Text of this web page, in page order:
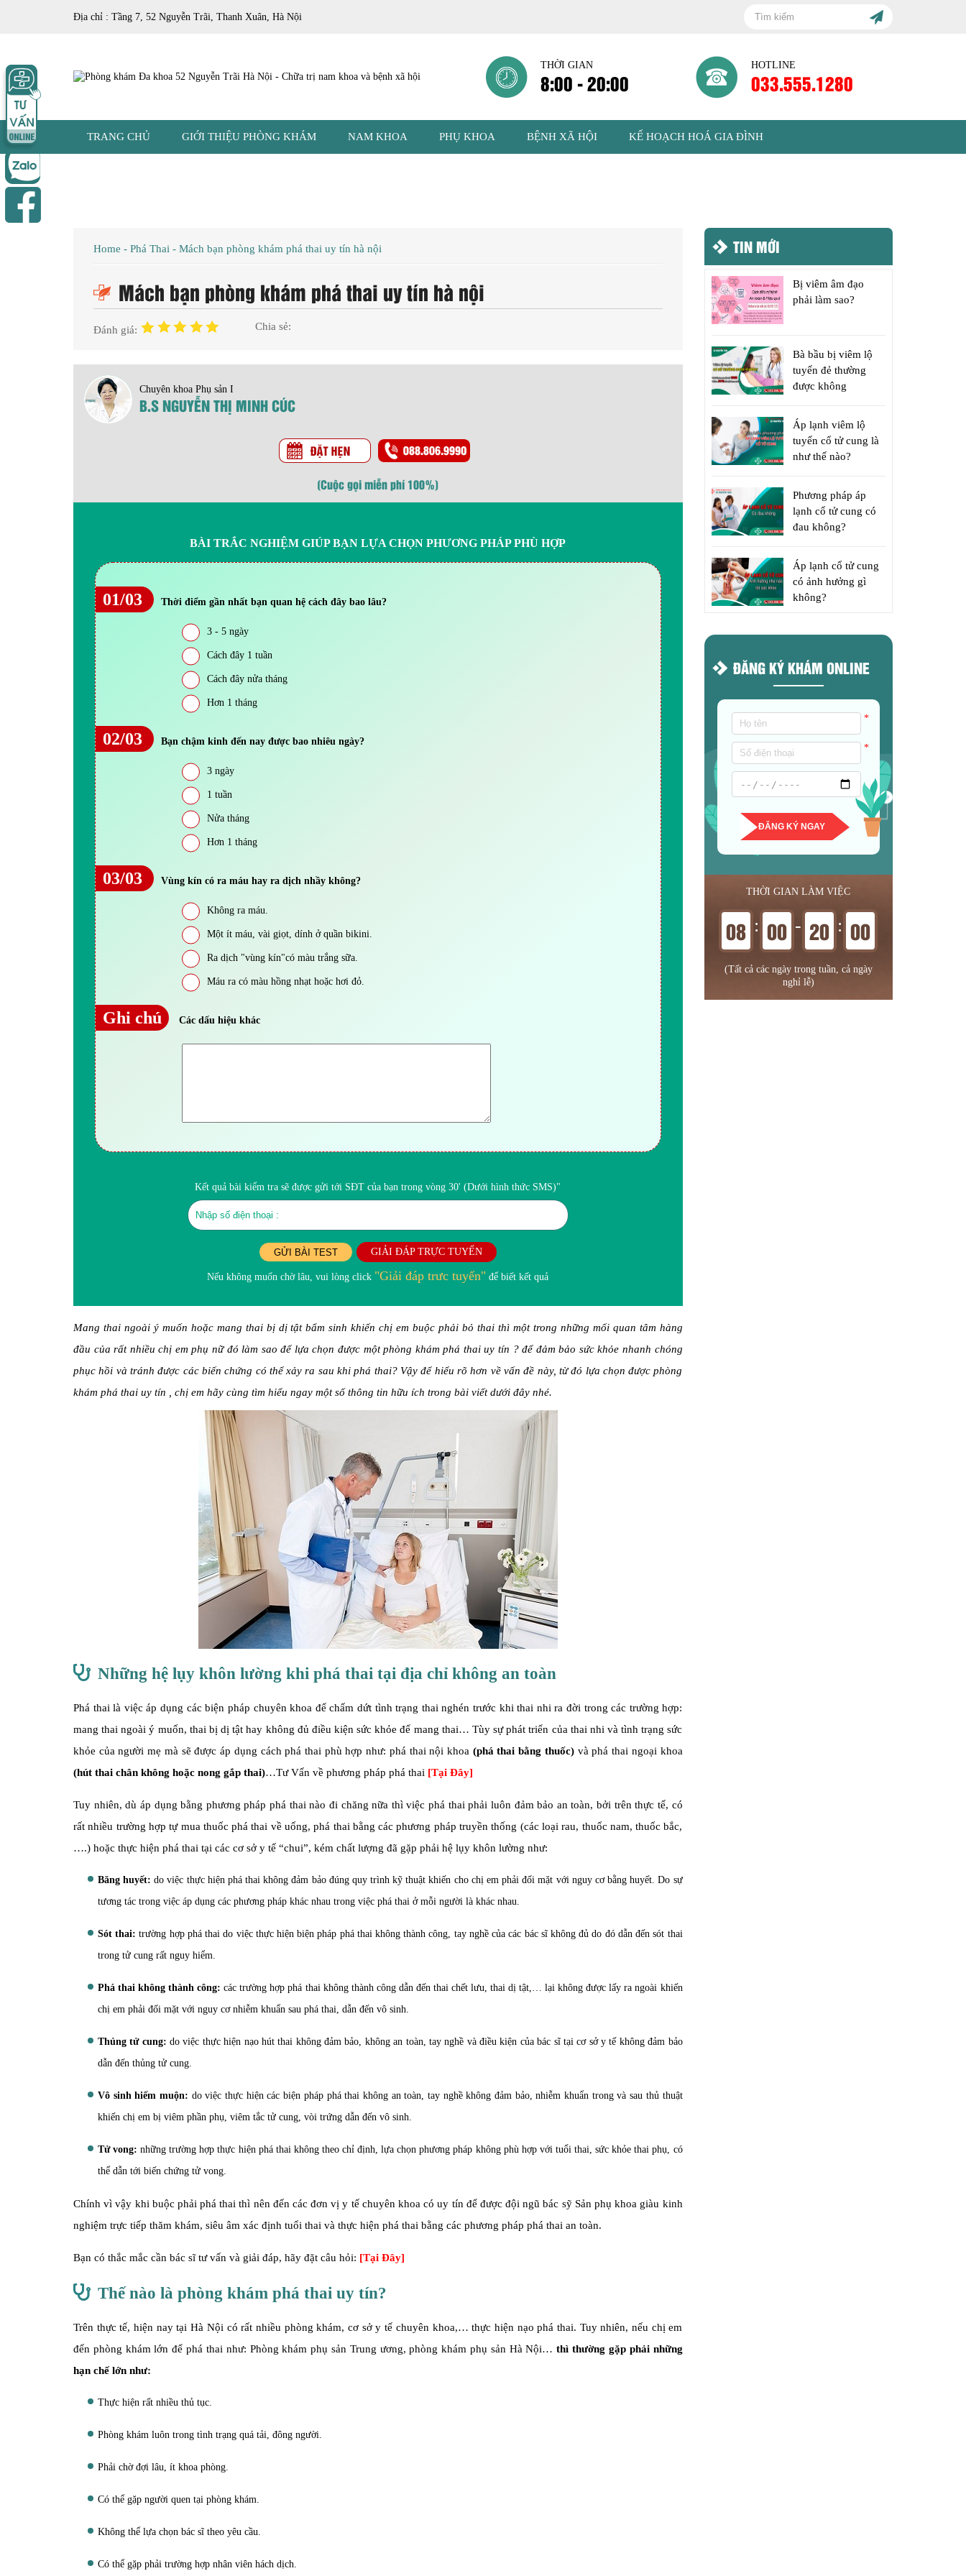
Địa chỉ : Tầng 7, 52 Nguyễn Trãi, Thanh Xuân, Hà Nội
THỜI GIAN
8:00 - 20:00
HOTLINE
033.555.1280
TRANG CHỦ GIỚI THIỆU PHÒNG KHÁM NAM KHOA PHỤ KHOA BỆNH XÃ HỘI KẾ HOẠCH HOÁ GIA ĐÌNH
Home - Phá Thai - Mách bạn phòng khám phá thai uy tín hà nội
Mách bạn phòng khám phá thai uy tín hà nội
Đánh giá: Chia sẻ:
Chuyên khoa Phụ sản I
B.S NGUYỄN THỊ MINH CÚC
(Cuộc gọi miễn phí 100%)
BÀI TRẮC NGHIỆM GIÚP BẠN LỰA CHỌN PHƯƠNG PHÁP PHÙ HỢP
01/03 Thời điểm gần nhất bạn quan hệ cách đây bao lâu?
3 - 5 ngày
Cách đây 1 tuần
Cách đây nửa tháng
Hơn 1 tháng
02/03 Bạn chậm kinh đến nay được bao nhiêu ngày?
3 ngày
1 tuần
Nửa tháng
Hơn 1 tháng
03/03 Vùng kín có ra máu hay ra dịch nhầy không?
Không ra máu.
Một ít máu, vài giọt, dính ở quần bikini.
Ra dịch "vùng kín"có màu trắng sữa.
Máu ra có màu hồng nhạt hoặc hơi đỏ.
Ghi chú Các dấu hiệu khác
Kết quả bài kiểm tra sẽ được gửi tới SĐT của bạn trong vòng 30' (Dưới hình thức SMS)"
GỬI BÀI TEST GIẢI ĐÁP TRỰC TUYẾN
Nếu không muốn chờ lâu, vui lòng click "Giải đáp trưc tuyến" để biết kết quả
Mang thai ngoài ý muốn hoặc mang thai bị dị tật bẩm sinh khiến chị em buộc phải bỏ thai thì một trong những mối quan tâm hàng
đầu của rất nhiều chị em phụ nữ đó làm sao để lựa chọn được một phòng khám phá thai uy tín ? để đảm bảo sức khỏe nhanh chóng
phục hồi và tránh được các biến chứng có thể xảy ra sau khi phá thai? Vậy để hiểu rõ hơn về vấn đề này, từ đó lựa chọn được phòng
khám phá thai uy tín , chị em hãy cùng tìm hiểu ngay một số thông tin hữu ích trong bài viết dưới đây nhé.
Những hệ lụy khôn lường khi phá thai tại địa chỉ không an toàn
Phá thai là việc áp dụng các biện pháp chuyên khoa để chấm dứt tình trạng thai nghén trước khi thai nhi ra đời trong các trường hợp:
mang thai ngoài ý muốn, thai bị dị tật hay không đủ điều kiện sức khỏe để mang thai… Tùy sự phát triển của thai nhi và tình trạng sức
khỏe của người mẹ mà sẽ được áp dụng cách phá thai phù hợp như: phá thai nội khoa (phá thai bằng thuốc)và phá thai ngoại khoa
(hút thai chân không hoặc nong gắp thai)…Tư Vấn về phương pháp phá thai [Tại Đây]
Tuy nhiên, dù áp dụng bằng phương pháp phá thai nào đi chăng nữa thì việc phá thai phải luôn đảm bảo an toàn, bởi trên thực tế, có
rất nhiều trường hợp tự mua thuốc phá thai về uống, phá thai bằng các phương pháp truyền thống (các loại rau, thuốc nam, thuốc bắc,
….) hoặc thực hiện phá thai tại các cơ sở y tế “chui”, kém chất lượng đã gặp phải hệ lụy khôn lường như:
Băng huyết: do việc thực hiện phá thai không đảm bảo đúng quy trình kỹ thuật khiến cho chị em phải đối mặt với nguy cơ bằng huyết. Do sự
tương tác trong việc áp dụng các phương pháp khác nhau trong việc phá thai ở mỗi người là khác nhau.
Sót thai: trường hợp phá thai do việc thực hiện biện pháp phá thai không thành công, tay nghề của các bác sĩ không đủ do đó dẫn đến sót thai
trong tử cung rất nguy hiểm.
Phá thai không thành công:các trường hợp phá thai không thành công dẫn đến thai chết lưu, thai dị tật,… lại không được lấy ra ngoài khiến
chị em phải đối mặt với nguy cơ nhiễm khuẩn sau phá thai, dẫn đến vô sinh.
Thủng tử cung:do việc thực hiện nạo hút thai không đảm bảo, không an toàn, tay nghề và điều kiện của bác sĩ tại cơ sở y tế không đảm bảo
dẫn đến thủng tử cung.
Vô sinh hiếm muộn: do việc thực hiện các biện pháp phá thai không an toàn, tay nghề không đảm bảo, nhiễm khuẩn trong và sau thủ thuật
khiến chị em bị viêm phần phụ, viêm tắc tử cung, vòi trứng dẫn đến vô sinh.
Tử vong: những trường hợp thực hiện phá thai không theo chỉ định, lựa chọn phương pháp không phù hợp với tuổi thai, sức khỏe thai phụ, có
thể dẫn tới biến chứng tử vong.
Chính vì vậy khi buộc phải phá thai thì nên đến các đơn vị y tế chuyên khoa có uy tín để được đội ngũ bác sỹ Sản phụ khoa giàu kinh
nghiệm trực tiếp thăm khám, siêu âm xác định tuổi thai và thực hiện phá thai bằng các phương pháp phá thai an toàn.
Bạn có thắc mắc cần bác sĩ tư vấn và giải đáp, hãy đặt câu hỏi: [Tại Đây]
Thế nào là phòng khám phá thai uy tín?
Trên thực tế, hiện nay tại Hà Nội có rất nhiều phòng khám, cơ sở y tế chuyên khoa,… thực hiện nạo phá thai. Tuy nhiên, nếu chị em
đến phòng khám lớn để phá thai như: Phòng khám phụ sản Trung ương, phòng khám phụ sản Hà Nội…thì thường gặp phải những
hạn chế lớn như:
Thực hiện rất nhiều thủ tục.
Phòng khám luôn trong tình trạng quá tải, đông người.
Phải chờ đợi lâu, ít khoa phòng.
Có thể gặp người quen tại phòng khám.
Không thể lựa chọn bác sĩ theo yêu cầu.
Có thể gặp phải trường hợp nhân viên hách dịch.
TIN MỚI
Bị viêm âm đạo
phải làm sao?
Bà bầu bị viêm lộ
tuyến đẻ thường
được không
Áp lạnh viêm lộ
tuyến cổ tử cung là
như thế nào?
Phương pháp áp
lạnh cổ tử cung có
đau không?
Áp lạnh cổ tử cung
có ảnh hưởng gì
không?
ĐĂNG KÝ KHÁM ONLINE
*
*
ĐĂNG KÝ NGAY
THỜI GIAN LÀM VIỆC
08 : 00 - 20 : 00
(Tất cả các ngày trong tuần, cả ngày
nghỉ lễ)